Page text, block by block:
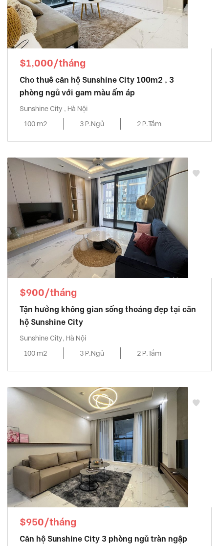
$1,000/tháng
Cho thuê căn hộ Sunshine City 100m2 , 3
phòng ngủ với gam màu ấm áp
Sunshine City , Hà Nội
100 m2
3 P.Ngủ 2 P.Tắm
$900/tháng
Tận hưởng không gian sống thoáng đẹp tại căn
hộ Sunshine City
Sunshine City, Hà Nội
100 m2
3 P.Ngủ 2 P.Tắm
$950/tháng
Căn hộ Sunshine City 3 phòng ngủ tràn ngập